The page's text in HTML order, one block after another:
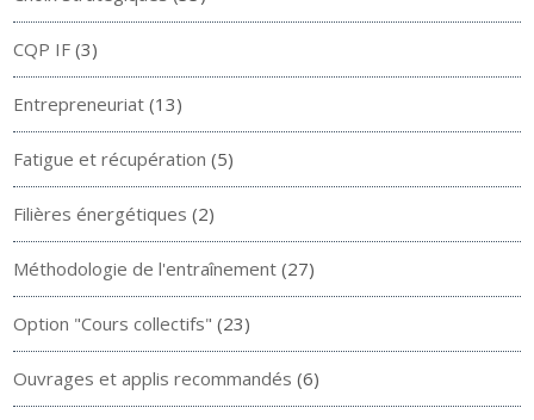
CQP IF (3)
Entrepreneuriat (13)
Fatigue et récupération (5)
Filières énergétiques (2)
Méthodologie de l'entraînement (27)
Option "Cours collectifs" (23)
Ouvrages et applis recommandés (6)